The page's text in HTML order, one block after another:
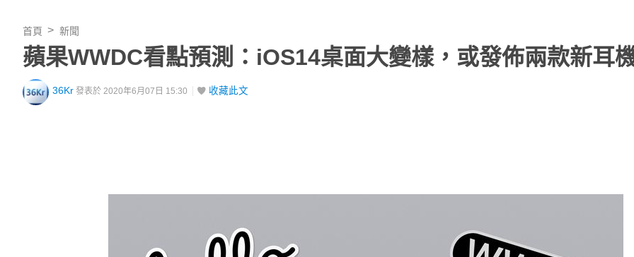
首頁 新聞
蘋果WWDC看點預測：iOS14桌面大變樣，或發佈兩款新耳
36Kr 發表於 2020年6月07日 15:30 收藏此文